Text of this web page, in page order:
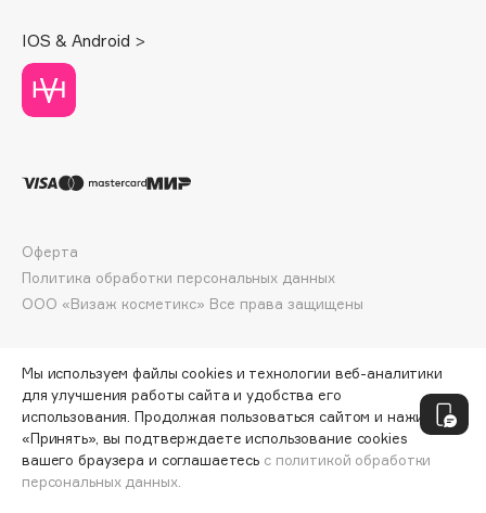
Deonica
Dessange
Dior
Dolomit
DP Daily Perfection
Dr. Vranjes Firenze
Dr.Jart+
DSD de Luxe
Dyson
ДОБАВИТЬ В КОРЗИНУ
IOS & Android >
ООО «Визаж косметикс» Все права защищены
Оферта
Политика обработки персональных данных
Мы используем файлы cookies и технологии веб-аналитики
для улучшения работы сайта и удобства его
использования. Продолжая пользоваться сайтом и нажимая
«Принять», вы подтверждаете использование cookies
вашего браузера и соглашаетесь с политикой обработки
персональных данных.